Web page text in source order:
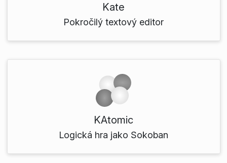
Kate
Pokročilý textový editor
KAtomic
Logická hra jako Sokoban